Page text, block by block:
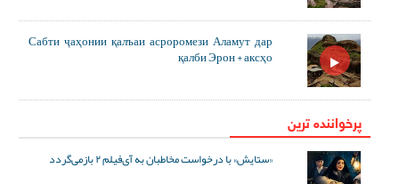
Сабти ҷаҳонии қалъаи асроромези Аламут дар
қалби Эрон + аксҳо
پرخواننده ترین
«ستایش» با درخواست مخاطبان به آی‌فیلم ۲ بازمی‌گردد